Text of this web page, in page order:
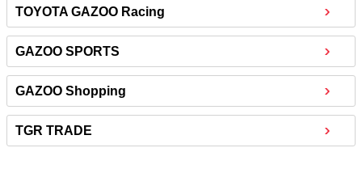
TOYOTA GAZOO Racing
GAZOO SPORTS
GAZOO Shopping
TGR TRADE